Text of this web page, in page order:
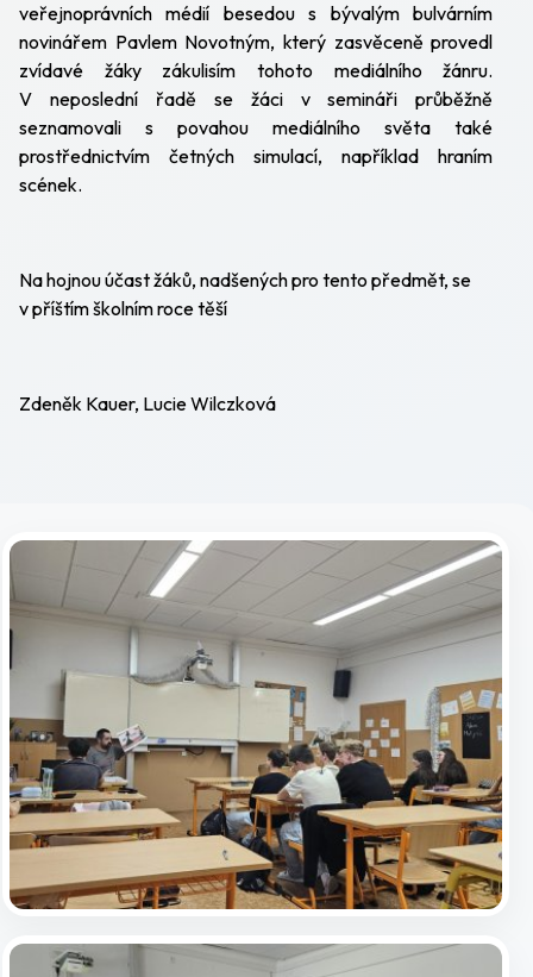
veřejnoprávních médií besedou s bývalým bulvárním
novinářem Pavlem Novotným, který zasvěceně provedl
zvídavé žáky zákulisím tohoto mediálního žánru.
V neposlední řadě se žáci v semináři průběžně
seznamovali s povahou mediálního světa také
prostřednictvím četných simulací, například hraním
scének.
Na hojnou účast žáků, nadšených pro tento předmět, se
v příštím školním roce těší
Zdeněk Kauer, Lucie Wilczková